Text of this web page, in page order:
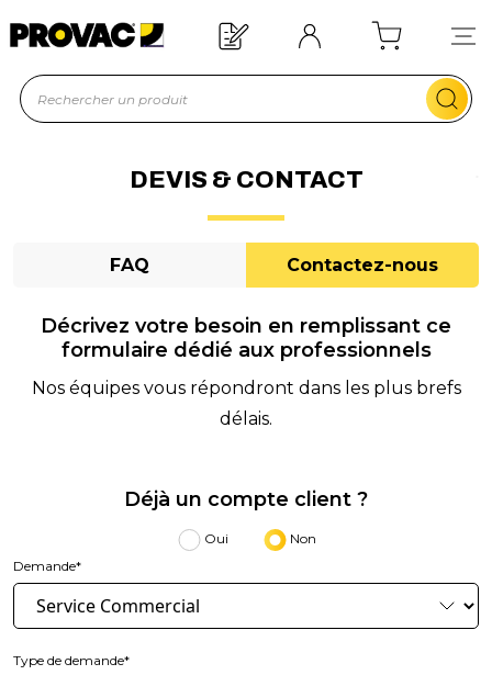
d'un équipement ?
DEVIS & CONTACT
FAQ Contactez-nous
Décrivez votre besoin en remplissant ce
formulaire dédié aux professionnels
Nos équipes vous répondront dans les plus brefs
délais.
Déjà un compte client ?
Oui
Non
Demande*
Type de demande*